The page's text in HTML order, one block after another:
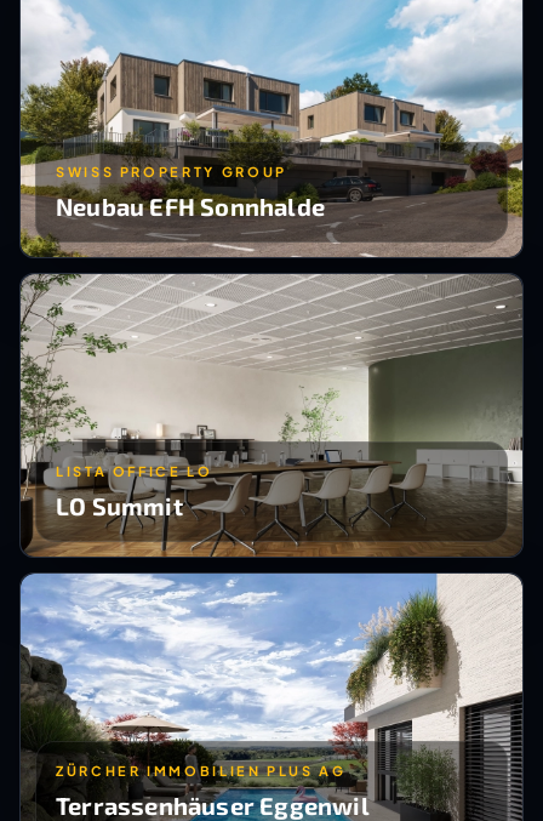
SWISS PROPERTY GROUP
Neubau EFH Sonnhalde
LISTA OFFICE LO
LO Summit
ZÜRCHER IMMOBILIEN PLUS AG
Terrassenhäuser Eggenwil